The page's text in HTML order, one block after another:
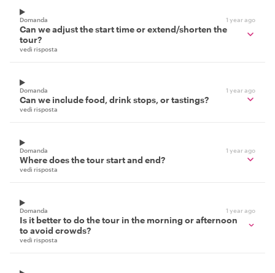
Domanda 1 year ago
Can we adjust the start time or extend/shorten the
tour?
vedi risposta
Domanda 1 year ago
Can we include food, drink stops, or tastings?
vedi risposta
Domanda 1 year ago
Where does the tour start and end?
vedi risposta
Domanda 1 year ago
Is it better to do the tour in the morning or afternoon
to avoid crowds?
vedi risposta